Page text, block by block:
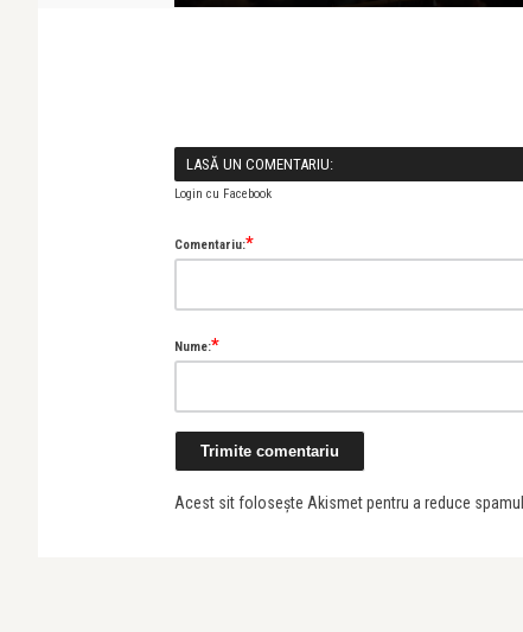
LASĂ UN COMENTARIU:
Login cu Facebook
Comentariu:*
Nume:*
Acest sit folosește Akismet pentru a reduce spamul.